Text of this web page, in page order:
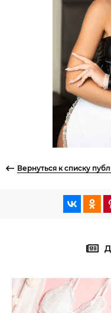
Вернуться к списку